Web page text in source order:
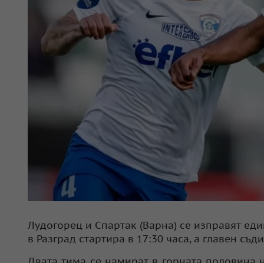
Лудогорец и Спартак (Варна) се изправят
в Разград стартира в 17:30 часа, а главен